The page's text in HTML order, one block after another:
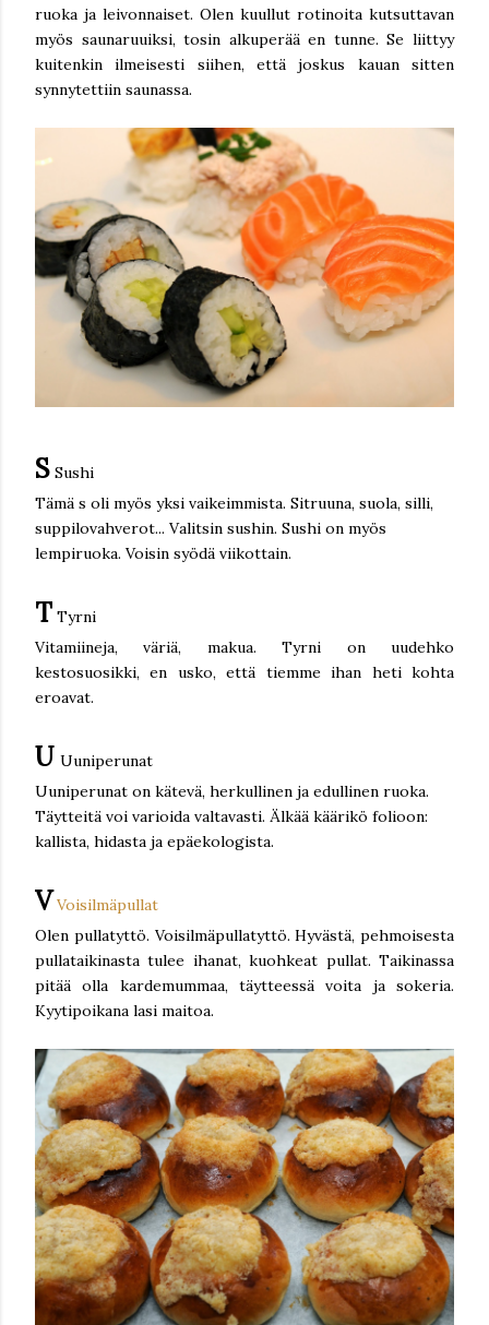
ruoka ja leivonnaiset. Olen kuullut rotinoita kutsuttavan
myös saunaruuiksi, tosin alkuperää en tunne. Se liittyy
kuitenkin ilmeisesti siihen, että joskus kauan sitten
synnytettiin saunassa.
S Sushi
Tämä s oli myös yksi vaikeimmista. Sitruuna, suola, silli,
suppilovahverot... Valitsin sushin. Sushi on myös
lempiruoka. Voisin syödä viikottain.
T Tyrni
Vitamiineja, väriä, makua. Tyrni on uudehko
kestosuosikki, en usko, että tiemme ihan heti kohta
eroavat.
U Uuniperunat
Uuniperunat on kätevä, herkullinen ja edullinen ruoka.
Täytteitä voi varioida valtavasti. Älkää käärikö folioon:
kallista, hidasta ja epäekologista.
V Voisilmäpullat
Olen pullatyttö. Voisilmäpullatyttö. Hyvästä, pehmoisesta
pullataikinasta tulee ihanat, kuohkeat pullat. Taikinassa
pitää olla kardemummaa, täytteessä voita ja sokeria.
Kyytipoikana lasi maitoa.